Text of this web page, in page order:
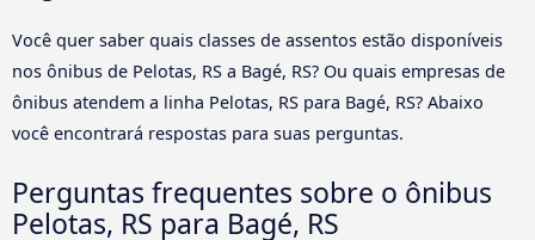
Você quer saber quais classes de assentos estão disponíveis
nos ônibus de Pelotas, RS a Bagé, RS? Ou quais empresas de
ônibus atendem a linha Pelotas, RS para Bagé, RS? Abaixo
você encontrará respostas para suas perguntas.
Perguntas frequentes sobre o ônibus
Pelotas, RS para Bagé, RS